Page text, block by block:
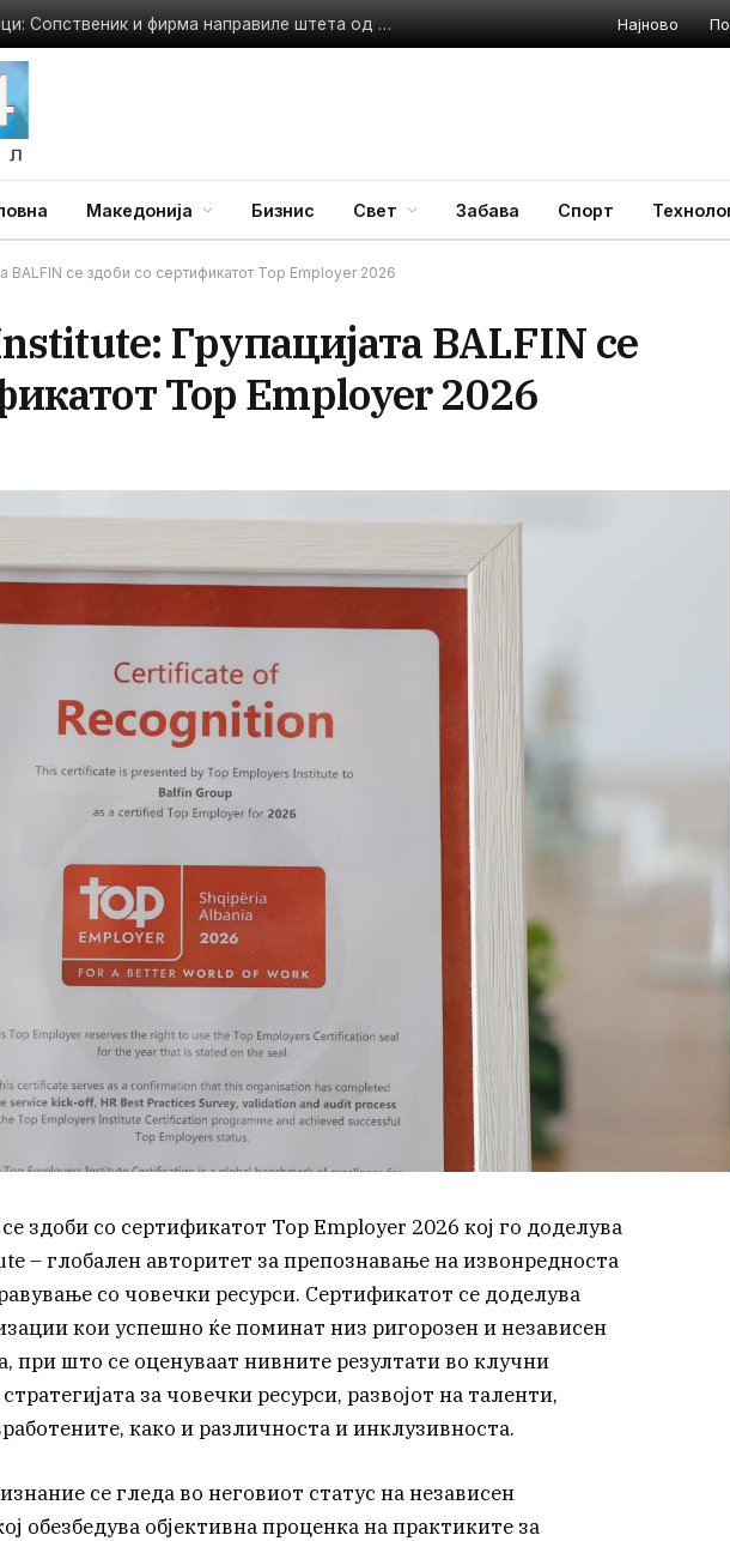
Фиктивно книжење и неплатени даноци: Сопственик и фирма направиле штета од 7,2 милиони денари Најново
Македонија Бизнис Свет Забава Спорт
BALFIN се здоби со сертификатот Top Employer 2026
Групацијата BALFIN се
Top Employer 2026
здоби со сертификатот Top Employer 2026 кој го доделува
– глобален авторитет за препознавање на извонредноста
со човечки ресурси. Сертификатот се доделува
кои успешно ќе поминат низ ригорозен и независен
при што се оценуваат нивните резултати во клучни
за човечки ресурси, развојот на таленти,
како и различноста и инклузивноста.
се гледа во неговиот статус на независен
обезбедува објективна проценка на практиките за